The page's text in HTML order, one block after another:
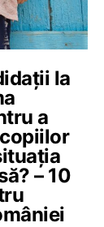
la
a
– 10